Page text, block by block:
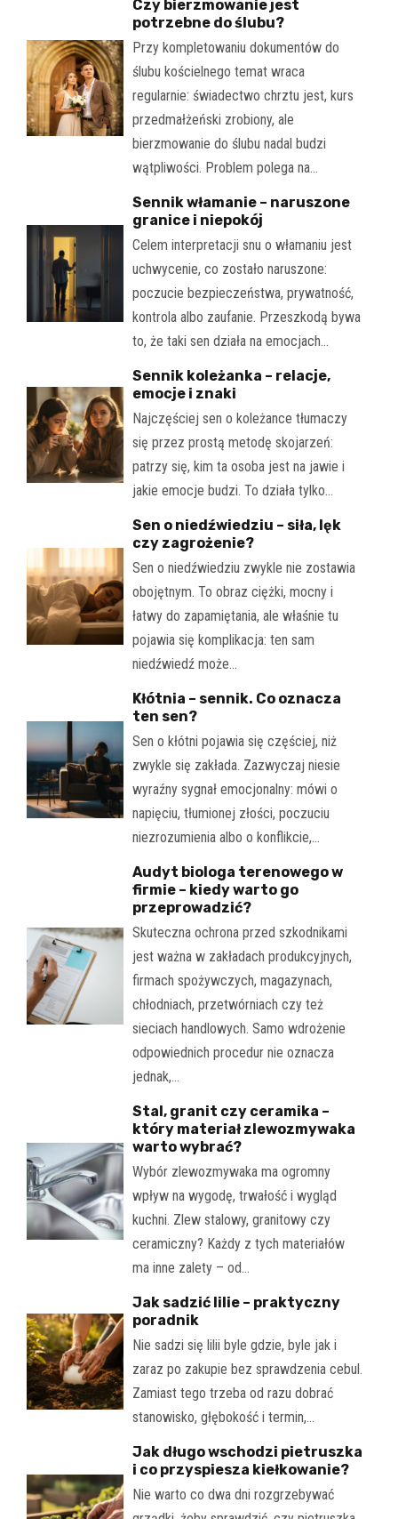
Czy bierzmowanie jest
potrzebne do ślubu?
Przy kompletowaniu dokumentów do
ślubu kościelnego temat wraca
regularnie: świadectwo chrztu jest, kurs
przedmałżeński zrobiony, ale
bierzmowanie do ślubu nadal budzi
wątpliwości. Problem polega na…
Sennik włamanie – naruszone
granice i niepokój
Celem interpretacji snu o włamaniu jest
uchwycenie, co zostało naruszone:
poczucie bezpieczeństwa, prywatność,
kontrola albo zaufanie. Przeszkodą bywa
to, że taki sen działa na emocjach…
Sennik koleżanka – relacje,
emocje i znaki
Najczęściej sen o koleżance tłumaczy
się przez prostą metodę skojarzeń:
patrzy się, kim ta osoba jest na jawie i
jakie emocje budzi. To działa tylko…
Sen o niedźwiedziu – siła, lęk
czy zagrożenie?
Sen o niedźwiedziu zwykle nie zostawia
obojętnym. To obraz ciężki, mocny i
łatwy do zapamiętania, ale właśnie tu
pojawia się komplikacja: ten sam
niedźwiedź może…
Kłótnia – sennik. Co oznacza
ten sen?
Sen o kłótni pojawia się częściej, niż
zwykle się zakłada. Zazwyczaj niesie
wyraźny sygnał emocjonalny: mówi o
napięciu, tłumionej złości, poczuciu
niezrozumienia albo o konflikcie,…
Audyt biologa terenowego w
firmie – kiedy warto go
przeprowadzić?
Skuteczna ochrona przed szkodnikami
jest ważna w zakładach produkcyjnych,
firmach spożywczych, magazynach,
chłodniach, przetwórniach czy też
sieciach handlowych. Samo wdrożenie
odpowiednich procedur nie oznacza
jednak,…
Stal, granit czy ceramika –
który materiał zlewozmywaka
warto wybrać?
Wybór zlewozmywaka ma ogromny
wpływ na wygodę, trwałość i wygląd
kuchni. Zlew stalowy, granitowy czy
ceramiczny? Każdy z tych materiałów
ma inne zalety – od…
Jak sadzić lilie – praktyczny
poradnik
Nie sadzi się lilii byle gdzie, byle jak i
zaraz po zakupie bez sprawdzenia cebul.
Zamiast tego trzeba od razu dobrać
stanowisko, głębokość i termin,…
Jak długo wschodzi pietruszka
i co przyspiesza kiełkowanie?
Nie warto co dwa dni rozgrzebywać